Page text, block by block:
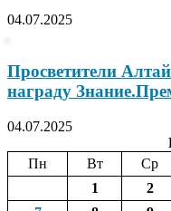
04.07.2025
Просветители
награду
04.07.2025
Пн
Вт Ср
1
2